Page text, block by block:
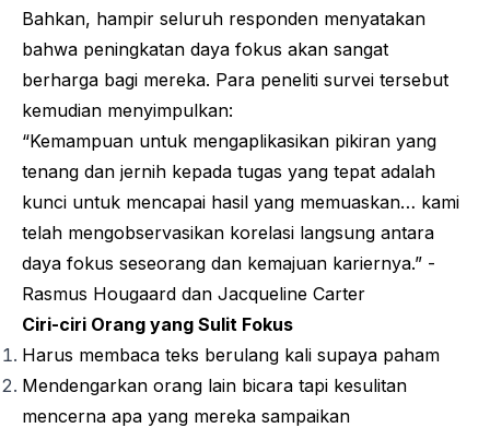
Bahkan, hampir seluruh responden menyatakan
bahwa peningkatan daya fokus akan sangat
berharga bagi mereka. Para peneliti survei tersebut
kemudian menyimpulkan:
“Kemampuan untuk mengaplikasikan pikiran yang
tenang dan jernih kepada tugas yang tepat adalah
kunci untuk mencapai hasil yang memuaskan… kami
telah mengobservasikan korelasi langsung antara
daya fokus seseorang dan kemajuan kariernya.” -
Rasmus Hougaard dan Jacqueline Carter
Ciri-ciri Orang yang Sulit Fokus
Harus membaca teks berulang kali supaya paham
Mendengarkan orang lain bicara tapi kesulitan
mencerna apa yang mereka sampaikan